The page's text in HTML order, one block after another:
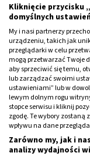
Gonartroza
Kliknięcie przycisku
domyślnych
My i nasi partnerzy
urządzeniu, takich jak
przeglądarki w celu
mogą przetwarzać Twoje
aby sprzeciwić się temu,
lub zarządzać swoimi
ustawieniami” lub w
lewym dolnym rogu
stopce serwisu i kliknij
zgodę. Te wybory
wpływu na dane
Zarówno my, jak i
analizy wydajności